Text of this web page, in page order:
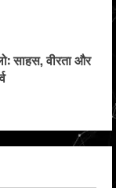
साहस, वीरता और